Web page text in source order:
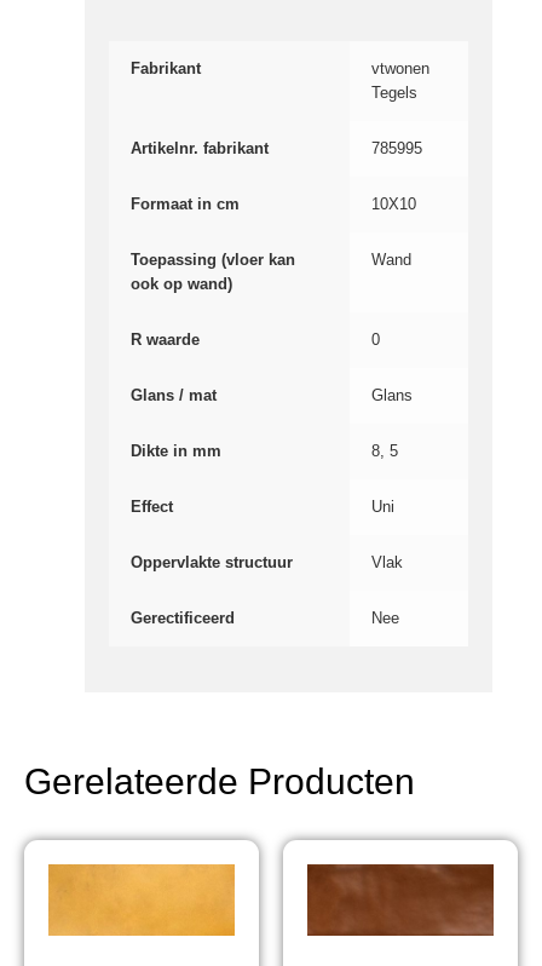
Fabrikant
vtwonen
Tegels
Artikelnr. fabrikant 785995
Formaat in cm 10X10
Toepassing (vloer kan
ook op wand)
Wand
R waarde 0
Glans / mat Glans
Dikte in mm 8, 5
Effect Uni
Oppervlakte structuur Vlak
Gerectificeerd Nee
Gerelateerde Producten